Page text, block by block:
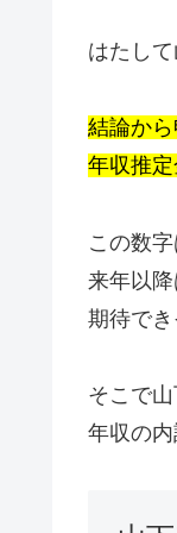
はたし
結論か
年収推定
この数
来年以
期待でき
そこで
年収の内